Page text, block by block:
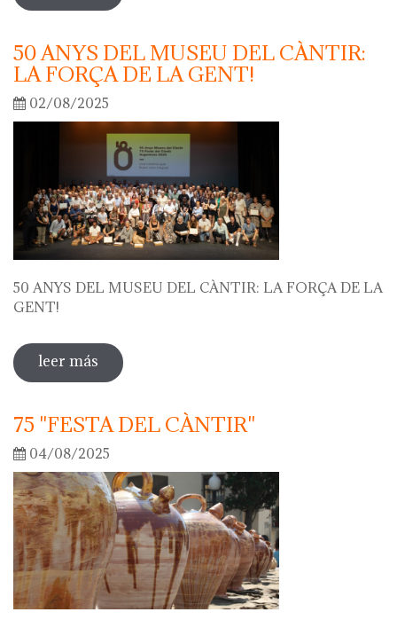
50 ANYS DEL MUSEU DEL CÀNTIR:
LA FORÇA DE LA GENT!
02/08/2025
50 ANYS DEL MUSEU DEL CÀNTIR: LA FORÇA DE LA
GENT!
leer más sobre 50 anys del museu del càntir: la
força de la gent!
75 "FESTA DEL CÀNTIR"
04/08/2025